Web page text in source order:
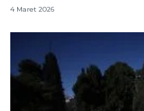
4 Maret 2026